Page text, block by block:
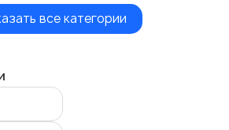
все категории